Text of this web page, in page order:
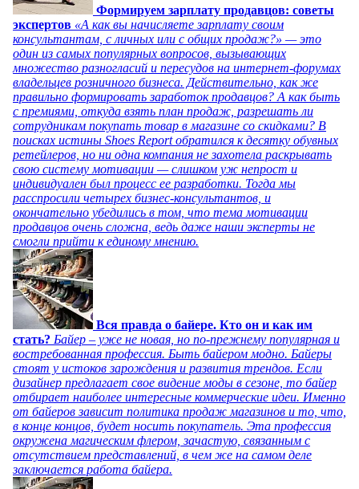
Формируем зарплату продавцов: советы
экспертов «А как вы начисляете зарплату своим
консультантам, с личных или с общих продаж?» — это
один из самых популярных вопросов, вызывающих
множество разногласий и пересудов на интернет-форумах
владельцев розничного бизнеса. Действительно, как же
правильно формировать заработок продавцов? А как быть
с премиями, откуда взять план продаж, разрешать ли
сотрудникам покупать товар в магазине со скидками? В
поисках истины Shoes Report обратился к десятку обувных
ретейлеров, но ни одна компания не захотела раскрывать
свою систему мотивации — слишком уж непрост и
индивидуален был процесс ее разработки. Тогда мы
расспросили четырех бизнес-консультантов, и
окончательно убедились в том, что тема мотивации
продавцов очень сложна, ведь даже наши эксперты не
смогли прийти к единому мнению.
Вся правда о байере. Кто он и как им
стать? Байер – уже не новая, но по-прежнему популярная и
востребованная профессия. Быть байером модно. Байеры
стоят у истоков зарождения и развития трендов. Если
дизайнер предлагает свое видение моды в сезоне, то байер
отбирает наиболее интересные коммерческие идеи. Именно
от байеров зависит политика продаж магазинов и то, что,
в конце концов, будет носить покупатель. Эта профессия
окружена магическим флером, зачастую, связанным с
отсутствием представлений, в чем же на самом деле
заключается работа байера.